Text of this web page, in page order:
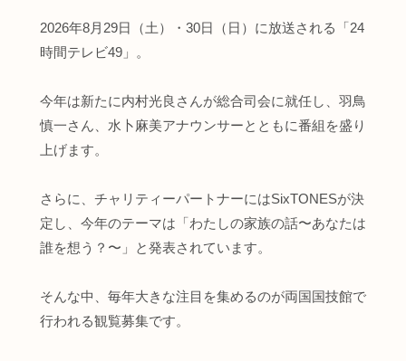
2026年8月29日（土）・30日（日）に放送される「24
時間テレビ49」。
今年は新たに内村光良さんが総合司会に就任し、羽鳥
慎一さん、水卜麻美アナウンサーとともに番組を盛り
上げます。
さらに、チャリティーパートナーにはSixTONESが決
定し、今年のテーマは「わたしの家族の話〜あなたは
誰を想う？〜」と発表されています。
そんな中、毎年大きな注目を集めるのが両国国技館で
行われる観覧募集です。